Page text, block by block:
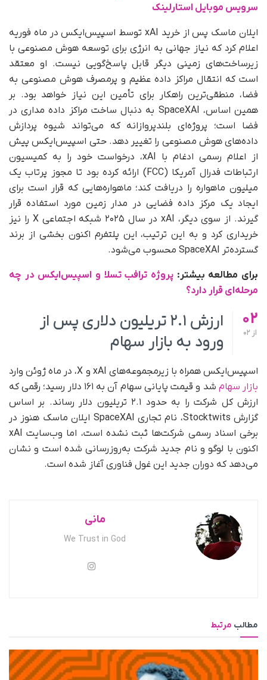
سرویس موبایل استارلینک
ایلان ماسک پس از خرید xAI توسط اسپیس‌ایکس در ماه فوریه
اعلام کرد که نیاز جهانی به انرژی برای توسعه هوش مصنوعی با
زیرساخت‌های زمینی دیگر قابل پاسخ‌گویی نیست. او معتقد
است که انتقال مراکز داده عظیم و پرمصرف هوش مصنوعی به
فضا، منطقی‌ترین راهکار برای تأمین این نیاز خواهد بود. بر
همین اساس، SpaceXAI به دنبال ساخت مراکز داده مداری در
فضا است؛ پروژه‌ای بلندپروازانه که می‌تواند شیوه پردازش
داده‌های هوش مصنوعی را تغییر دهد. حتی اسپیس‌ایکس پیش
از اعلام رسمی ادغام با xAI، درخواست خود را به کمیسیون
ارتباطات فدرال آمریکا (FCC) ارائه کرده بود تا مجوز پرتاب یک
میلیون ماهواره را دریافت کند؛ ماهواره‌هایی که قرار است برای
ایجاد یک مرکز داده فضایی در مدار زمین مورد استفاده قرار
گیرند. از سوی دیگر، xAI در سال ۲۰۲۵ شبکه اجتماعی X را نیز
خریداری کرد و به این ترتیب، این پلتفرم اکنون بخشی از برند
گسترده‌تر SpaceXAI محسوب می‌شود.
برای مطالعه بیشتر: پروژه ترافب تسلا و اسپیس‌ایکس در چه
مرحله‌ای قرار دارد؟
02
از
ارزش ۲.۱ تریلیون دلاری پس از
ورود به بازار سهام
اسپیس‌ایکس همراه با زیرمجموعه‌های xAI و X، در ماه ژوئن وارد
بازار سهام
شد و قیمت پایانی سهام آن به ۱۶۱ دلار رسید؛ رقمی که
ارزش کل شرکت را به حدود ۲.۱ تریلیون دلار رساند. بر اساس
گزارش Stocktwits، نام تجاری SpaceXAI ایلان ماسک هنوز در
برخی اسناد رسمی شرکت‌ها ثبت نشده است، اما وب‌سایت xAI
اکنون با لوگو و نام جدید شرکت به‌روزرسانی شده است و نشان
می‌دهد که دوران جدید این غول فناوری آغاز شده است.
مانی
We Trust in God
مطالب مرتبط